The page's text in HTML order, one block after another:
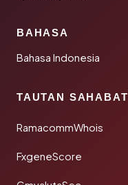
BAHASA
Bahasa Indonesia
TAUTAN SAHABAT
RamacommWhois
FxgeneScore